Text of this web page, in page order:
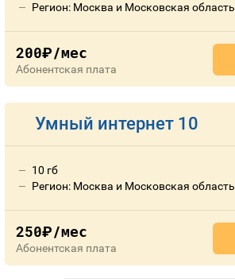
Регион: Москва и Московская область
200руб./мес
Абонентская плата
Умный интернет 10
10 гб
Регион: Москва и Московская область
250руб./мес
Абонентская плата